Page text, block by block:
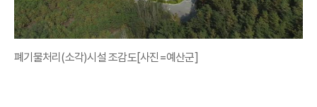
폐기물처리(소각)시설 조감도[사진=예산군]